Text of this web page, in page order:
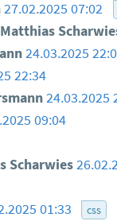
27.02.2025 07:02
Matthias
24.03.2025
22:34
24.03.2025
09:04
Scharwies
01:33 css